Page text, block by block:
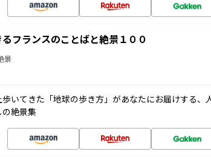
フランスのことばと絶景１００
景
いてきた「地球の歩き方」があなたにお届けする、
絶景集